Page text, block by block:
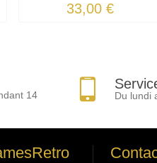
33,00 €
14
Du lundi